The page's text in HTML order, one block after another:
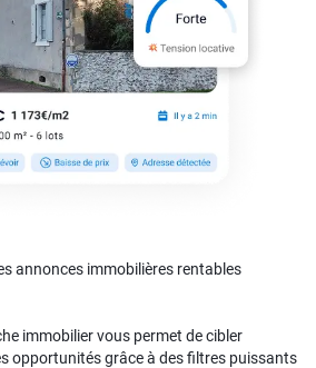
annonces immobilières rentables
immobilier vous permet de cibler
opportunités grâce à des filtres puissants